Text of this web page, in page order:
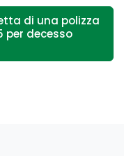
di una polizza
per decesso